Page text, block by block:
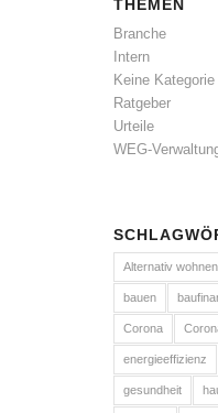
THEMEN
Branche
Intern
Keine Kategorie
Ratgeber
Urteile
WEG-
Alternativ wohnen
bauen
Corona
energieeffizienz
gesundheit